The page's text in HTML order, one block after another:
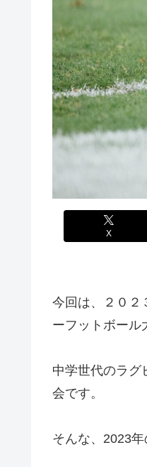
X
今回は、２０２
ーフットボール
中学世代のラグ
会です。
そんな、2023